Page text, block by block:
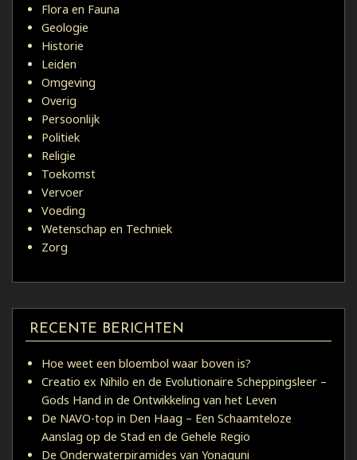
Flora en Fauna
Geologie
Historie
Leiden
Omgeving
Overig
Persoonlijk
Politiek
Religie
Toekomst
Vervoer
Voeding
Wetenschap en Techniek
Zorg
RECENTE BERICHTEN
Hoe weet een bloembol waar boven is?
Creatio ex Nihilo en de Evolutionaire Scheppingsleer –
Gods Hand in de Ontwikkeling van het Leven
De NAVO-top in Den Haag – Een Schaamteloze
Aanslag op de Stad en de Gehele Regio
De Onderwaterpiramides van Yonaguni